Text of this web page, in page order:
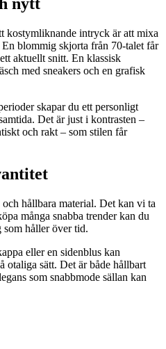
nytt
kostymliknande intryck är att mixa
blommig skjorta från 70-talet får
aktuellt snitt. En klassisk
med sneakers och en grafisk
skapar du ett personligt
Det är just i kontrasten –
och rakt – som stilen får
hållbara material. Det kan vi ta
många snabba trender kan du
som håller över tid.
eller en sidenblus kan
otaliga sätt. Det är både hållbart
som snabbmode sällan kan